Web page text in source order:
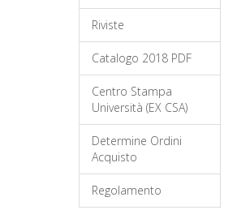
Riviste
Catalogo 2018 PDF
Centro Stampa
Università (EX CSA)
Determine Ordini
Acquisto
Regolamento